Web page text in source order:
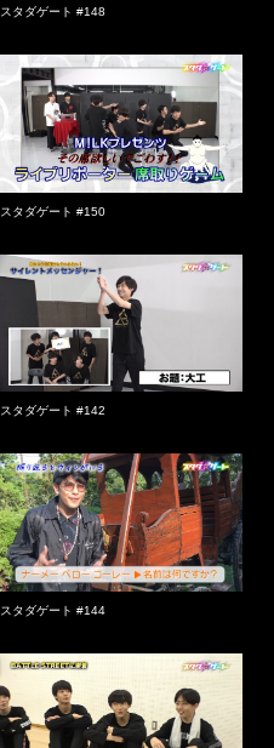
スタダゲート #148
スタダゲート #150
スタダゲート #142
スタダゲート #144